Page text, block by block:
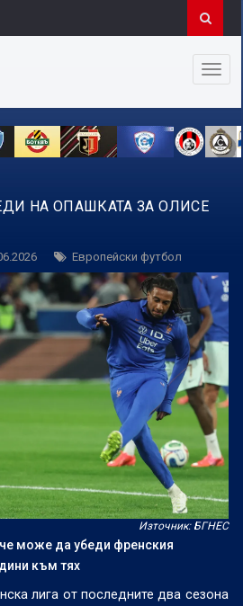
НА ОПАШКАТА ЗА ОЛИСЕ
Европейски футбол
Източник: БГНЕС
може да убеди френския
към тях
лига от последните два сезона